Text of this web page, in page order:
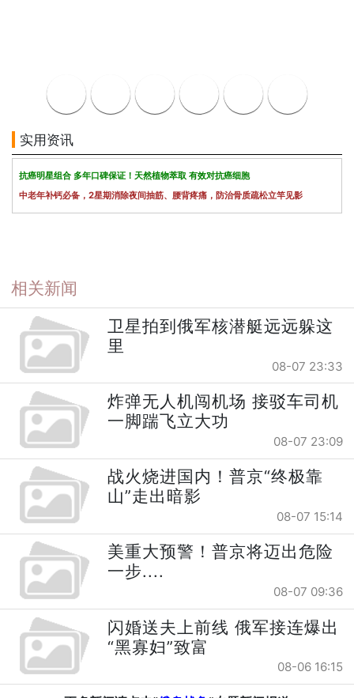
实用资讯
抗癌明星组合 多年口碑保证！天然植物萃取 有效对抗癌细胞
中老年补钙必备，2星期消除夜间抽筋、腰背疼痛，防治骨质疏松立竿见影
相关新闻
卫星拍到俄军核潜艇远远躲这
里
08-07 23:33
炸弹无人机闯机场 接驳车司机
一脚踹飞立大功
08-07 23:09
战火烧进国内！普京“终极靠
山”走出暗影
08-07 15:14
美重大预警！普京将迈出危险
一步....
08-07 09:36
闪婚送夫上前线 俄军接连爆出
“黑寡妇”致富
08-06 16:15